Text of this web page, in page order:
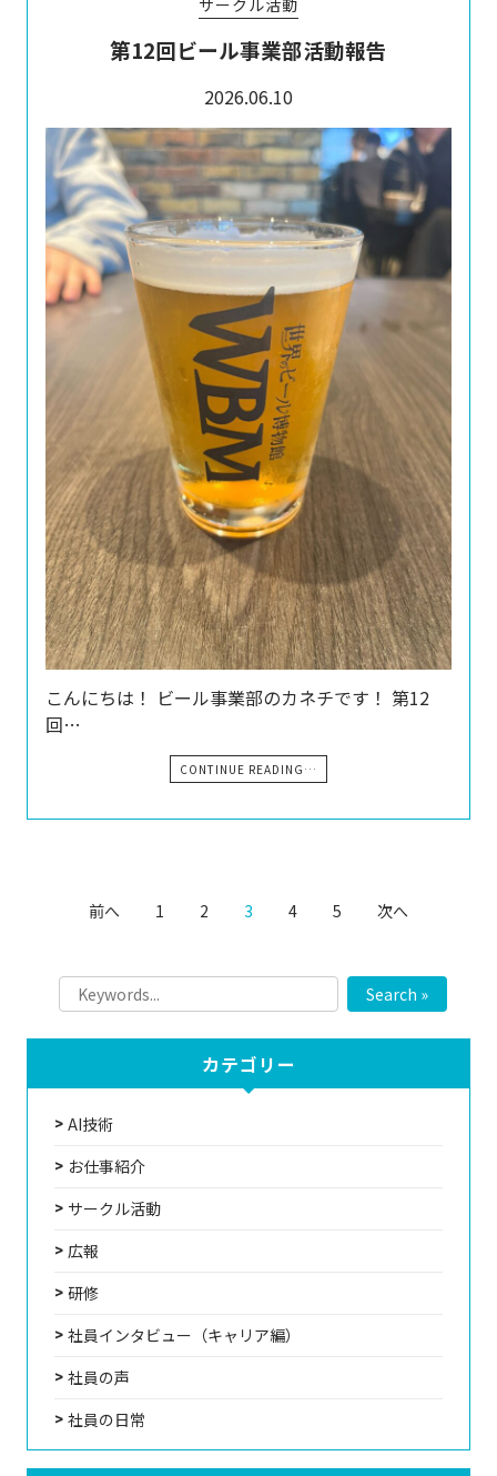
第12回ビール事業部活動報告
2026.06.10
こんにちは！ ビール事業部のカネチです！ 第12
回…
CONTINUE READING…
前へ 1 2 3 4 5 次へ
Search »
カテゴリー
AI技術
お仕事紹介
サークル活動
広報
研修
社員インタビュー（キャリア編）
社員の声
社員の日常